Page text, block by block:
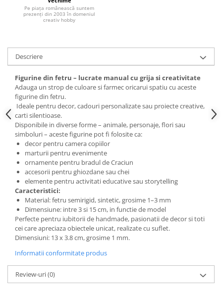
Hartie craft
Carton/Hartie unicolor
Hartie creponata
Hartie dantelata
Hartie matase
Hartie origami
Hartie reciclata/manuala
Plicuri
Carton
Rame, albume, notesuri
Masti
Forme/Figurine carton
Panglici, snururi, sarma
Dantela
Panglici craciun
Panglici decor
Snur/sfoara/fir
Metal
Aplice decor
Pe piața românească suntem
prezenți din 2003 în domeniul
creativ hobby
Descriere
Figurine din fetru – lucrate manual cu grija si creativitate
Adauga un strop de culoare si farmec oricarui spatiu cu aceste
figurine din fetru.
Ideale pentru decor, cadouri personalizate sau proiecte creative,
carti silentioase.
Disponibile in diverse forme – animale, personaje, flori sau
simboluri – aceste figurine pot fi folosite ca:
decor pentru camera copiilor
marturii pentru evenimente
ornamente pentru bradul de Craciun
accesorii pentru ghiozdane sau chei
elemente pentru activitati educative sau storytelling
Caracteristici:
Material: fetru semirigid, sintetic, grosime 1–3 mm
Dimensiune: intre 3 si 15 cm, in functie de model
Perfecte pentru iubitorii de handmade, pasionatii de decor si toti
cei care apreciaza obiectele unicat, realizate cu suflet.
Dimensiuni: 13 x 3.8 cm, grosime 1 mm.
Informatii conformitate produs
Review-uri(0)